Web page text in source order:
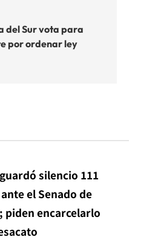
del Sur vota para
por ordenar ley
silencio 111
el Senado de
piden encarcelarlo